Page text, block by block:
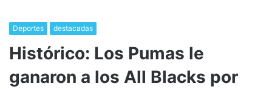
Deportes destacadas
Histórico: Los Pumas le
ganaron a los All Blacks por